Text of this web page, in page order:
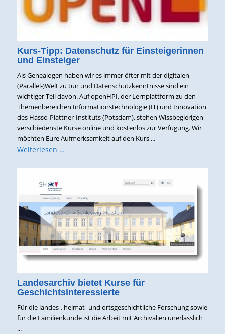
Kurs-Tipp: Datenschutz für Einsteigerinnen
und Einsteiger
Als Genealogen haben wir es immer öfter mit der digitalen
(Parallel-)Welt zu tun und Datenschutzkenntnisse sind ein
wichtiger Teil davon. Auf openHPI, der Lernplattform zu den
Themenbereichen Informationstechnologie (IT) und Innovation
des Hasso-Plattner-Instituts (Potsdam), stehen Wissbegierigen
verschiedenste Kurse online und kostenlos zur Verfügung. Wir
möchten Eure Aufmerksamkeit auf den Kurs ...
Weiterlesen …
Landesarchiv bietet Kurse für
Geschichtsinteressierte
Für die landes-, heimat- und ortsgeschichtliche Forschung sowie
für die Familienkunde ist die Arbeit mit Archivalien unerlässlich
...